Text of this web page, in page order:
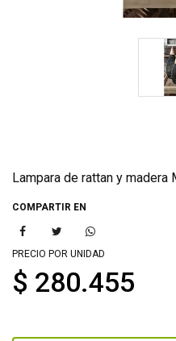
Lampara de rattan y madera
COMPARTIR EN
PRECIO POR UNIDAD
$ 280.455